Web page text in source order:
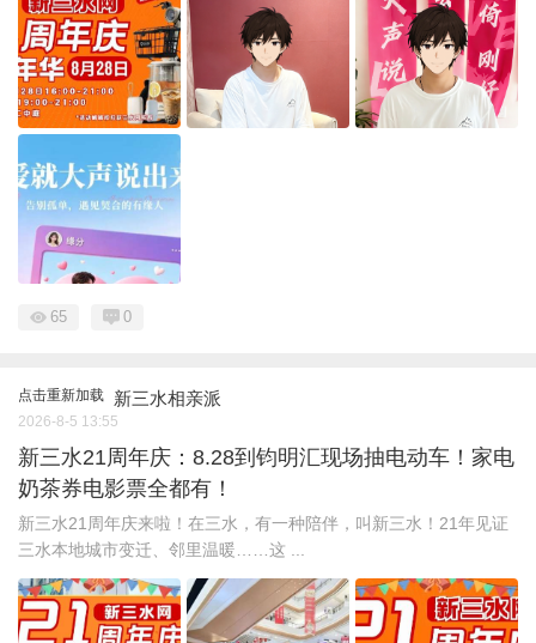
65 0
点击重新加载 新三水相亲派
2026-8-5 13:55
新三水21周年庆：8.28到钧明汇现场抽电动车！家电
奶茶券电影票全都有！
新三水21周年庆来啦！在三水，有一种陪伴，叫新三水！21年见证
三水本地城市变迁、邻里温暖……这 ...